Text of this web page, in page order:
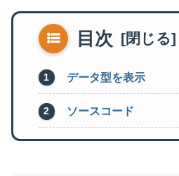
目次
データ型を表示
ソースコード